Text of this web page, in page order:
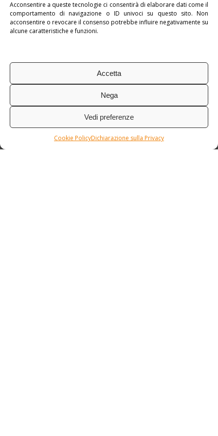
Acconsentire a queste tecnologie ci consentirà di elaborare dati come il
comportamento di navigazione o ID univoci su questo sito. Non
acconsentire o revocare il consenso potrebbe influire negativamente su
alcune caratteristiche e funzioni.
Accetta
Nega
Vedi preferenze
Cookie PolicyDichiarazione sulla Privacy
Pubblicato in: Crossland,Crossland Safari